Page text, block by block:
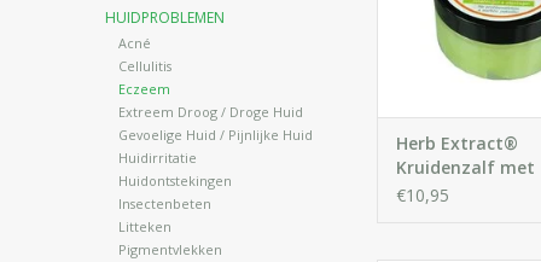
HUIDPROBLEMEN
Acné
Cellulitis
Eczeem
Extreem Droog / Droge Huid
Gevoelige Huid / Pijnlijke Huid
Huidirritatie
Huidontstekingen
Insectenbeten
Litteken
Pigmentvlekken
huid en helpt kleine
de gedroogde huid af
IN
Herb Extract®
Kruidenzalf met
Cannabis
€10,95